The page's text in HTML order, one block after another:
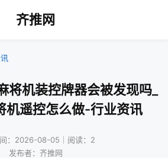
齐推网
将机装控牌器会被发现吗_
机遥控怎么做-行业资讯
：2026-08-05｜阅读：2
发布者：齐推网